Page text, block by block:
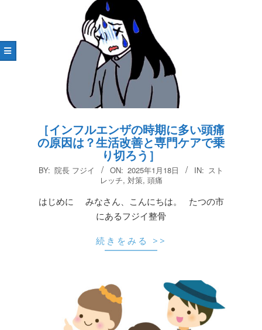
［インフルエンザの時期に多い頭痛
の原因は？生活改善と専門ケアで乗
り切ろう］
2025-
BY: 院長 フジイ ON: 2025年1月18日 IN: スト
レッチ, 対策, 頭痛
はじめに みなさん、こんにちは。 たつの市
にあるフジイ整骨
続きをみる >>